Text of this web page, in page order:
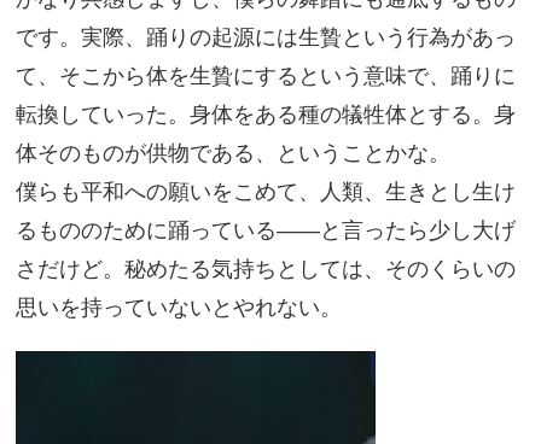
です。実際、踊りの起源には生贄という行為があっ
て、そこから体を生贄にするという意味で、踊りに
転換していった。身体をある種の犠牲体とする。身
体そのものが供物である、ということかな。
僕らも平和への願いをこめて、人類、生きとし生け
るもののために踊っている——と言ったら少し大げ
さだけど。秘めたる気持ちとしては、そのくらいの
思いを持っていないとやれない。